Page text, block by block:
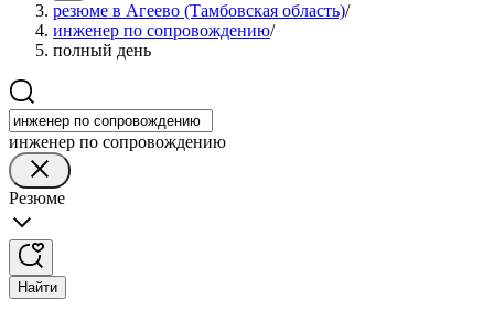
резюме в Агеево (Тамбовская область)/
инженер по сопровождению/
полный день
инженер по сопровождению
Резюме
Найти